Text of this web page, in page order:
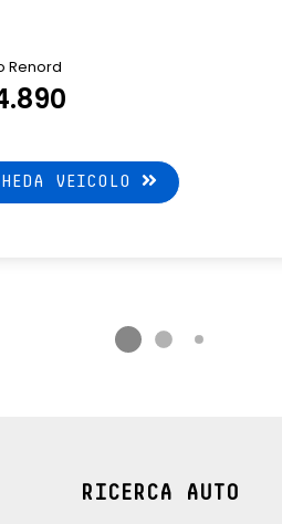
Renord
VEICOLO
RICERCA AUTO